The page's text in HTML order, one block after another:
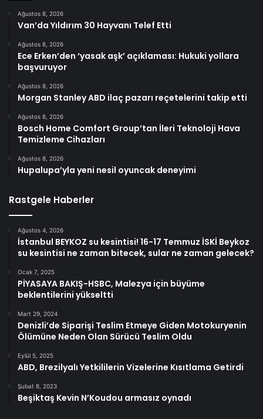
Ağustos 8, 2026
Van’da Yıldırım 30 Hayvanı Telef Etti
Ağustos 8, 2026
Ece Erken’den ‘yasak aşk’ açıklaması: Hukuki yollara
başvuruyor
Ağustos 8, 2026
Morgan Stanley ABD ilaç pazarı reçetelerini takip etti
Ağustos 8, 2026
Bosch Home Comfort Group’tan İleri Teknoloji Hava
Temizleme Cihazları
Ağustos 8, 2026
Hupalupa’yla yeni nesil oyuncak deneyimi
Rastgele Haberler
Ağustos 4, 2026
İstanbul BEYKOZ su kesintisi! 16-17 Temmuz İSKİ Beykoz
su kesintisi ne zaman bitecek, sular ne zaman gelecek?
Ocak 7, 2025
PİYASAYA BAKIŞ-HSBC, Malezya için büyüme
beklentilerini yükseltti
Mart 29, 2024
Denizli’de Siparişi Teslim Etmeye Giden Motokuryenin
Ölümüne Neden Olan Sürücü Teslim Oldu
Eylül 5, 2025
ABD, Brezilyalı Yetkililerin Vizelerine Kısıtlama Getirdi
Şubat 8, 2023
Beşiktaş Kevin N’Koudou armasız oynadı